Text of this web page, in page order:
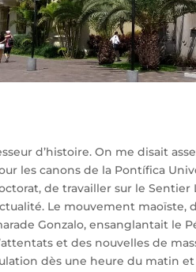
d’histoire. On me disait
les canons de la Pontífica
de travailler sur le
Le mouvement
Gonzalo, ensanglantait le
et des nouvelles de
dès une heure du matin et